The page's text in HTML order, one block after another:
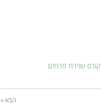
קורס שזירת פרחים
הבא »